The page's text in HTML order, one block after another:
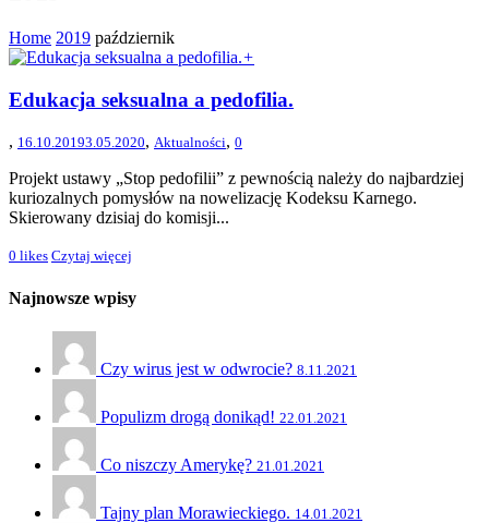
Home 2019 październik
+
Edukacja seksualna a pedofilia.
, 16.10.20193.05.2020, Aktualności, 0
Projekt ustawy „Stop pedofilii” z pewnością należy do najbardziej
kuriozalnych pomysłów na nowelizację Kodeksu Karnego.
Skierowany dzisiaj do komisji...
0 likes Czytaj więcej
Najnowsze wpisy
Czy wirus jest w odwrocie? 8.11.2021
Populizm drogą donikąd! 22.01.2021
Co niszczy Amerykę? 21.01.2021
Tajny plan Morawieckiego. 14.01.2021